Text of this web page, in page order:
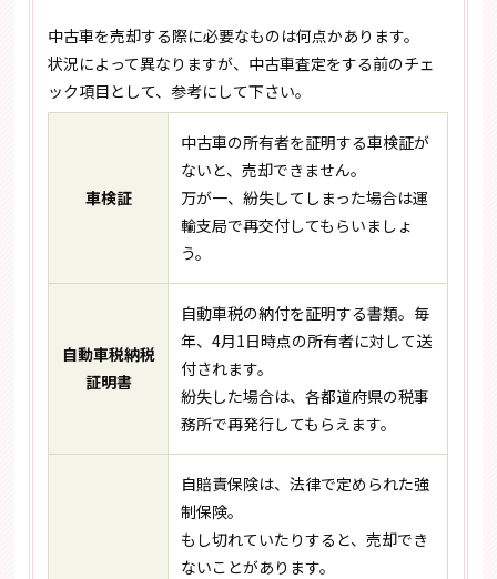
中古車を売却する際に必要なものは何点かあります。
状況によって異なりますが、中古車査定をする前のチェ
ック項目として、参考にして下さい。
車検証
中古車の所有者を証明する車検証が
ないと、売却できません。
万が一、紛失してしまった場合は運
輸支局で再交付してもらいましょ
う。
自動車税納税
証明書
自動車税の納付を証明する書類。毎
年、4月1日時点の所有者に対して送
付されます。
紛失した場合は、各都道府県の税事
務所で再発行してもらえます。
自賠責保険は、法律で定められた強
制保険。
もし切れていたりすると、売却でき
ないことがあります。